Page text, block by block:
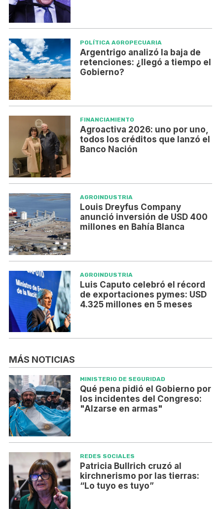
POLÍTICA AGROPECUARIA
Argentrigo analizó la baja de
retenciones: ¿llegó a tiempo el
Gobierno?
FINANCIAMIENTO
Agroactiva 2026: uno por uno,
todos los créditos que lanzó el
Banco Nación
AGROINDUSTRIA
Louis Dreyfus Company
anunció inversión de USD 400
millones en Bahía Blanca
AGROINDUSTRIA
Luis Caputo celebró el récord
de exportaciones pymes: USD
4.325 millones en 5 meses
MÁS NOTICIAS
MINISTERIO DE SEGURIDAD
Qué pena pidió el Gobierno por
los incidentes del Congreso:
"Alzarse en armas"
REDES SOCIALES
Patricia Bullrich cruzó al
kirchnerismo por las tierras:
“Lo tuyo es tuyo”